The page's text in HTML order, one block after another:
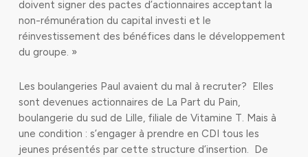
doivent signer des pactes d’actionnaires acceptant la
non-rémunération du capital investi et le
réinvestissement des bénéfices dans le développement
du groupe. »
Les boulangeries Paul avaient du mal à recruter? Elles
sont devenues actionnaires de La Part du Pain,
boulangerie du sud de Lille, filiale de Vitamine T. Mais à
une condition : s’engager à prendre en CDI tous les
jeunes présentés par cette structure d’insertion. De